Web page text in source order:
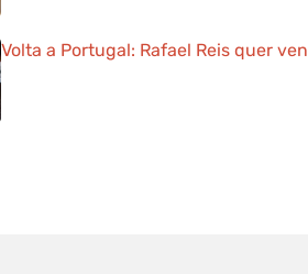
Volta a Portugal: Rafael Reis quer